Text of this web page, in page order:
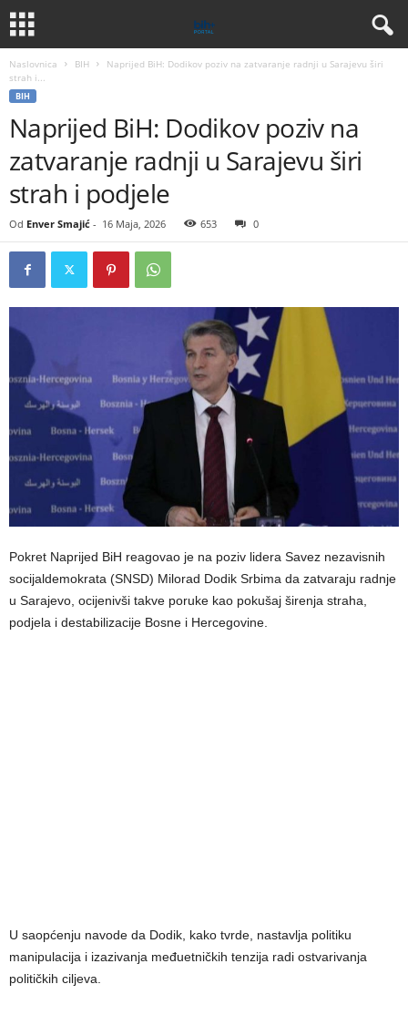
Naslovnica BIH
Naprijed BiH: Dodikov poziv na zatvaranje radnji u Sarajevu širi
strah i...
BIH
Naprijed BiH: Dodikov poziv na
zatvaranje radnji u Sarajevu širi
strah i podjele
Od Enver Smajić - 16 Maja, 2026 653 0
Pokret Naprijed BiH reagovao je na poziv lidera Savez nezavisnih
socijaldemokrata (SNSD) Milorad Dodik Srbima da zatvaraju radnje
u Sarajevo, ocijenivši takve poruke kao pokušaj širenja straha,
podjela i destabilizacije Bosne i Hercegovine.
U saopćenju navode da Dodik, kako tvrde, nastavlja politiku
manipulacija i izazivanja međuetničkih tenzija radi ostvarivanja
političkih ciljeva.